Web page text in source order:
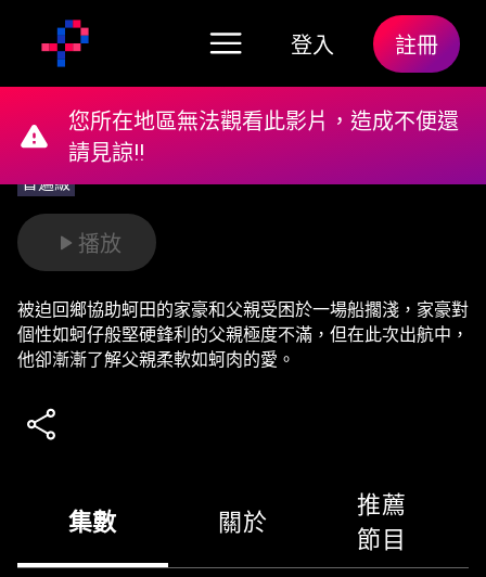
登入 註冊
普遍級
播放
被迫回鄉協助蚵田的家豪和父親受困於一場船擱淺，家豪對
個性如蚵仔般堅硬鋒利的父親極度不滿，但在此次出航中，
他卻漸漸了解父親柔軟如蚵肉的愛。
集數 關於
推薦
節目
您所在地區無法觀看此影片，造成不便還
請見諒!!